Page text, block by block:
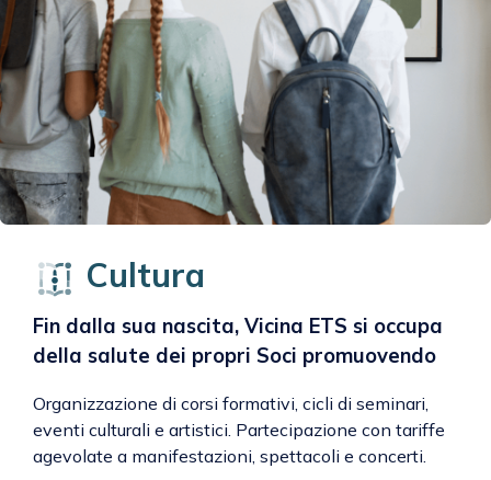
Cultura
Fin dalla sua nascita, Vicina ETS si occupa
della salute dei propri Soci promuovendo
Organizzazione di corsi formativi, cicli di seminari,
eventi culturali e artistici. Partecipazione con tariffe
agevolate a manifestazioni, spettacoli e concerti.